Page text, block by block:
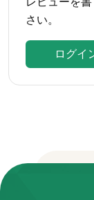
さい。
ログイ